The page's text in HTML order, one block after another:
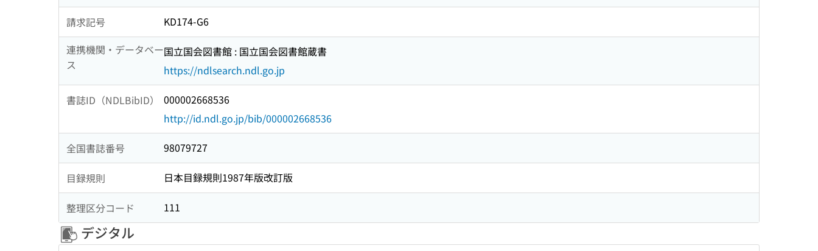
請求記号
KD174-G6
連携機関・データベー
ス
国立国会図書館 : 国立国会図書館蔵書
https://ndlsearch.ndl.go.jp
書誌ID（NDLBibID）
000002668536
http://id.ndl.go.jp/bib/000002668536
全国書誌番号 98079727
目録規則 日本目録規則1987年版改訂版
整理区分コード 111
デジタル